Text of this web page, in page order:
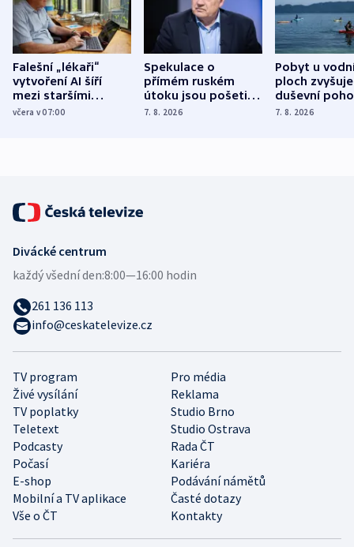
Falešní „lékaři“
vytvoření AI šíří
mezi staršími
Poláky nebezpečné
včera v 07:00
Spekulace o
přímém ruském
útoku jsou pošetilé,
míní estonský
7. 8. 2026
Pobyt u
ploch zvyšuje
duševní
ukázala
7. 8. 2026
TV program
Pro média
Živé vysílání
Reklama
TV poplatky
Studio Brno
Teletext
Studio Ostrava
Podcasty
Rada ČT
Počasí
Kariéra
E-shop
Podávání námětů
Mobilní a TV aplikace
Časté dotazy
Vše o ČT
Kontakty
Divácké centrum
každý všední den:8:00—16:00 hodin
261 136 113
info@ceskatelevize.cz